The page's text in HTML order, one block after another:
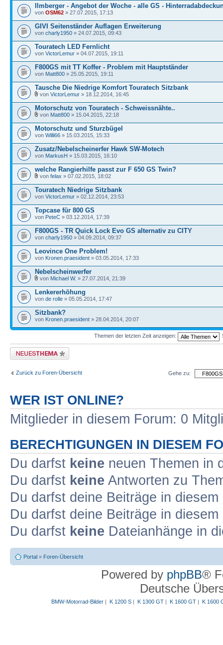
Ilmberger - Angebot der Woche - alle GS -
von OSM62 » 27.07.2015, 17:13
GIVI Seitenständer Auflagen Erweiterung
von charly1950 » 24.07.2015, 09:43
Touratech LED Fernlicht
von VictorLemur » 04.07.2015, 19:11
F800GS mit TT Koffer - Problem mit Hauptständer
von Matt800 » 25.05.2015, 19:11
Tausche Die Niedrige Komfort Touratech Sitzbank
von VictorLemur » 18.12.2014, 16:45
Motorschutz von Touratech - Schweissnähte..
von Matt800 » 15.04.2015, 22:18
Motorschutz und Sturzbügel
von Willi66 » 15.03.2015, 15:33
Zusatz/Nebelscheinerfer Hawk SW-Motech
von MarkusH » 15.03.2015, 16:10
welche Rangierhilfe passt zur F 650 GS Twin?
von felax » 07.02.2015, 18:02
Touratech Niedrige Sitzbank
von VictorLemur » 02.12.2014, 23:53
Topcase für 800 GS
von PeteC » 03.12.2014, 17:39
F800GS - TR Quick Lock Evo GS alternativ zu CITY
von charly1950 » 04.09.2014, 09:37
Leovince One Problem!
von Kronen.praesident » 03.05.2014, 17:33
Nebelscheinwerfer
von Michael W. » 27.07.2014, 21:39
Lenkererhöhung
von de rolle » 05.05.2014, 17:47
Sitzbank?
von Kronen.praesident » 28.04.2014, 20:07
Themen der letzten Zeit anzeigen:
Neues Thema erstellen
Zurück zu Foren-Übersicht Gehe zu:
WER IST ONLINE?
Mitglieder in diesem Forum: 0
BERECHTIGUNGEN IN DIESEM
Du darfst keine neuen Themen in
Du darfst keine Antworten zu
Du darfst deine Beiträge in
Du darfst deine Beiträge in
Du darfst keine Dateianhänge in
Portal » Foren-Übersicht
Powered by phpBB®
Deutsche
BMW-Motorrad-Bilder| K 1200 S| K 1300 GT| K 1600 GT| K 1600